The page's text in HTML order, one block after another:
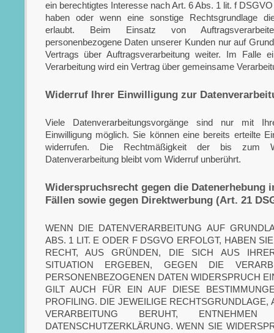
ein berechtigtes Interesse nach Art. 6 Abs. 1 lit. f
haben oder wenn eine sonstige Rechtsgrundlage
erlaubt. Beim Einsatz von
personenbezogene Daten unserer Kunden nur auf
Vertrags über Auftragsverarbeitung weiter. Im Falle
Verarbeitung wird ein Vertrag über gemeinsame
Widerruf Ihrer Einwilligung zur
Viele Datenverarbeitungsvorgänge sind nur mit
Einwilligung möglich. Sie können eine bereits erteilte
widerrufen. Die Rechtmäßigkeit der bis zum
Datenverarbeitung bleibt vom Widerruf unberührt.
Widerspruchsrecht gegen die Datenerhebung
Fällen sowie gegen Direktwerbung (Art. 21
WENN DIE DATENVERARBEITUNG AUF
ABS. 1 LIT. E ODER F DSGVO ERFOLGT, HABEN
RECHT, AUS GRÜNDEN, DIE SICH AUS
SITUATION ERGEBEN, GEGEN DIE
PERSONENBEZOGENEN DATEN WIDERSPRUCH
GILT AUCH FÜR EIN AUF DIESE
PROFILING. DIE JEWEILIGE RECHTSGRUNDLAGE,
VERARBEITUNG BERUHT,
DATENSCHUTZERKLÄRUNG. WENN SIE